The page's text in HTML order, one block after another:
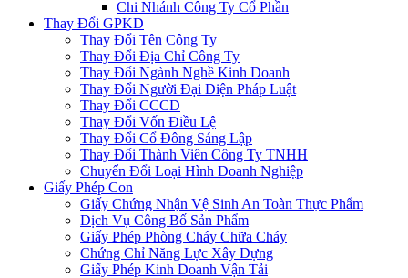
Chi Nhánh Công Ty Cổ Phần
Thay Đổi GPKD
Thay Đổi Tên Công Ty
Thay Đổi Địa Chỉ Công Ty
Thay Đổi Ngành Nghề Kinh Doanh
Thay Đổi Người Đại Diện Pháp Luật
Thay Đổi CCCD
Thay Đổi Vốn Điều Lệ
Thay Đổi Cổ Đông Sáng Lập
Thay Đổi Thành Viên Công Ty TNHH
Chuyển Đổi Loại Hình Doanh Nghiệp
Giấy Phép Con
Giấy Chứng Nhận Vệ Sinh An Toàn Thực Phẩm
Dịch Vụ Công Bố Sản Phẩm
Giấy Phép Phòng Cháy Chữa Cháy
Chứng Chỉ Năng Lực Xây Dựng
Giấy Phép Kinh Doanh Vận Tải